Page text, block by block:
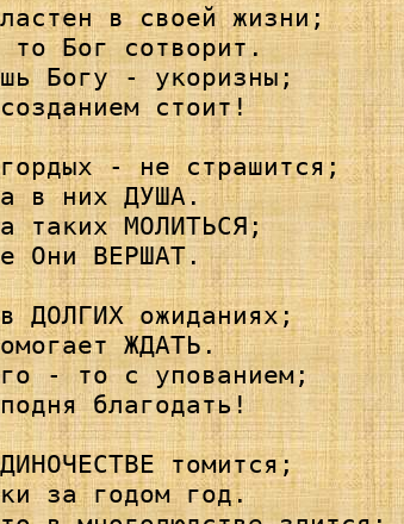
в своей жизни;
то Бог сотворит.
Богу - укоризны;
стоит!
- не страшится;
в них ДУША.
таких МОЛИТЬСЯ;
Они ВЕРШАТ.
ДОЛГИХ ожиданиях;
ЖДАТЬ.
- то с упованием;
благодать!
томится;
за годом год.